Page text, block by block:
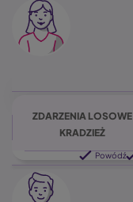
ZDARZENIA LOSOWE
KRADZIEŻ
Powódź